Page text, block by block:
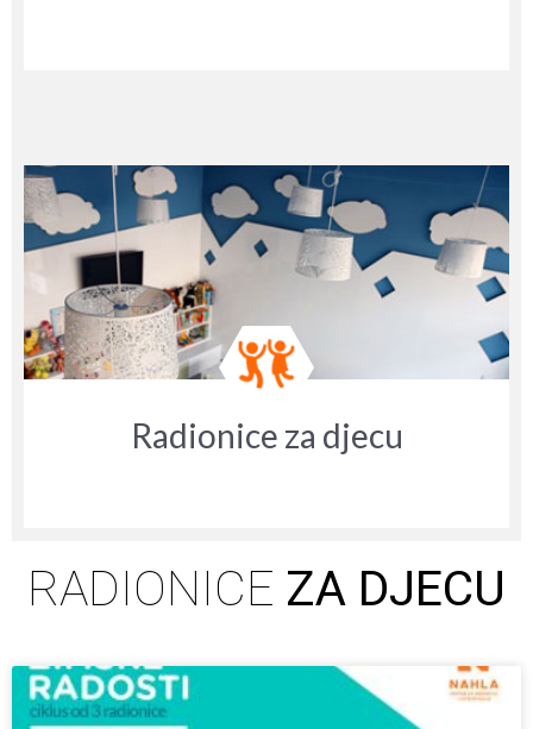
→ DETALJNIJE
Radionice za djecu
→ DETALJNIJE
RADIONICE ZA DJECU